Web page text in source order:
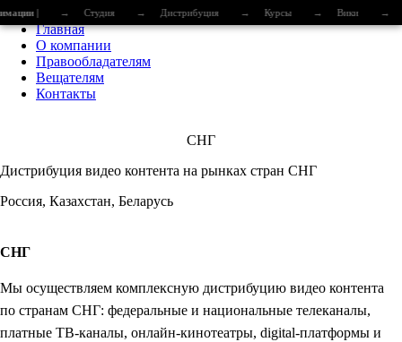
| → Студия → Дистрибуция → Курсы → Вики →
Главная
О компании
Правообладателям
Вещателям
Контакты
СНГ
Дистрибуция видео контента на рынках стран СНГ
Россия, Казахстан, Беларусь
СНГ
Мы осуществляем комплексную дистрибуцию видео контента
по странам СНГ: федеральные и национальные телеканалы,
платные ТВ-каналы, онлайн-кинотеатры, digital-платформы и